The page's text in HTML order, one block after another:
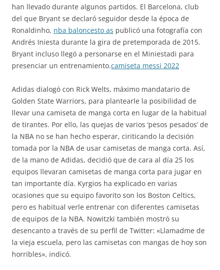
han llevado durante algunos partidos. El Barcelona, club
del que Bryant se declaró seguidor desde la época de
Ronaldinho, nba baloncesto as publicó una fotografía con
Andrés Iniesta durante la gira de pretemporada de 2015.
Bryant incluso llegó a personarse en el Miniestadi para
presenciar un entrenamiento.camiseta messi 2022
Adidas dialogó con Rick Welts, máximo mandatario de
Golden State Warriors, para plantearle la posibilidad de
llevar una camiseta de manga corta en lugar de la habitual
de tirantes. Por ello, las quejas de varios ‘pesos pesados’ de
la NBA no se han hecho esperar, ciriticando la decisión
tomada por la NBA de usar camisetas de manga corta. Así,
de la mano de Adidas, decidió que de cara al día 25 los
equipos llevaran camisetas de manga corta para jugar en
tan importante día. Kyrgios ha explicado en varias
ocasiones que su equipo favorito son los Boston Celtics,
pero es habitual verle entrenar con diferentes camisetas
de equipos de la NBA. Nowitzki también mostró su
desencanto a través de su perfil de Twitter: «Llamadme de
la vieja escuela, pero las camisetas con mangas de hoy son
horribles», indicó.